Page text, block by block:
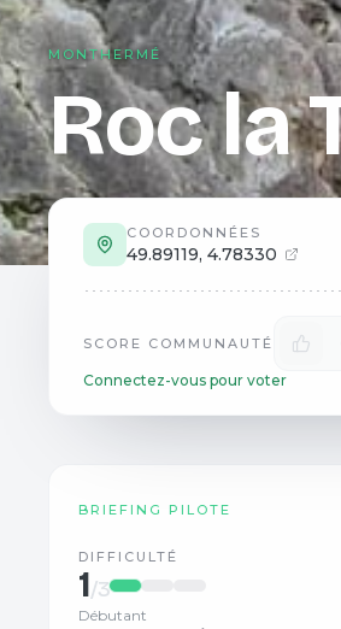
MONTHERMÉ
Roc la
COORDONNÉES
49.89119, 4.78330
SCORE COMMUNAUTÉ
Connectez-vous pour voter
BRIEFING PILOTE
DIFFICULTÉ
1/3
Débutant